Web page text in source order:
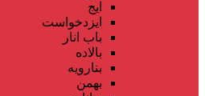
ایج
ایزدخواست
باب انار
بالاده
بنارویه
بهمن